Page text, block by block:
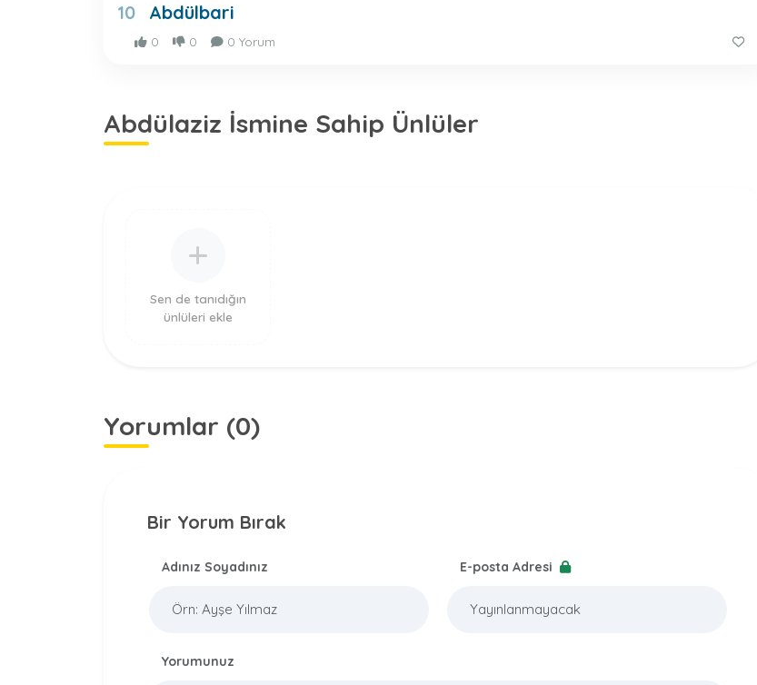
10 Abdülbari
0 0 0 Yorum
Abdülaziz İsmine Sahip Ünlüler
Sen de tanıdığın
ünlüleri ekle
Yorumlar (0)
Bir Yorum Bırak
Adınız Soyadınız E-posta Adresi
Yorumunuz